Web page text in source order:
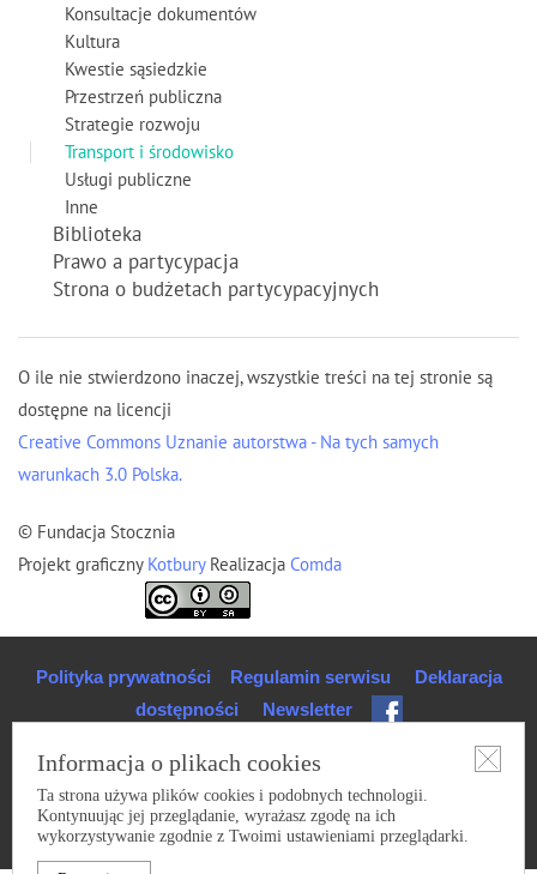
Konsultacje dokumentów
Kultura
Kwestie sąsiedzkie
Przestrzeń publiczna
Strategie rozwoju
Transport i środowisko
Usługi publiczne
Inne
Biblioteka
Prawo a partycypacja
Strona o budżetach partycypacyjnych
O ile nie stwierdzono inaczej, wszystkie treści na tej stronie są
dostępne na licencji
Creative Commons Uznanie autorstwa - Na tych samych
warunkach 3.0 Polska.
© Fundacja Stocznia
Projekt graficzny Kotbury Realizacja Comda
Informacja o plikach cookies
Ta strona używa plików cookies i podobnych technologii.
Kontynuując jej przeglądanie, wyrażasz zgodę na ich
wykorzystywanie zgodnie z Twoimi ustawieniami przeglądarki.
Polityka prywatności Regulamin serwisu
Deklaracja
dostępności
Newsletter